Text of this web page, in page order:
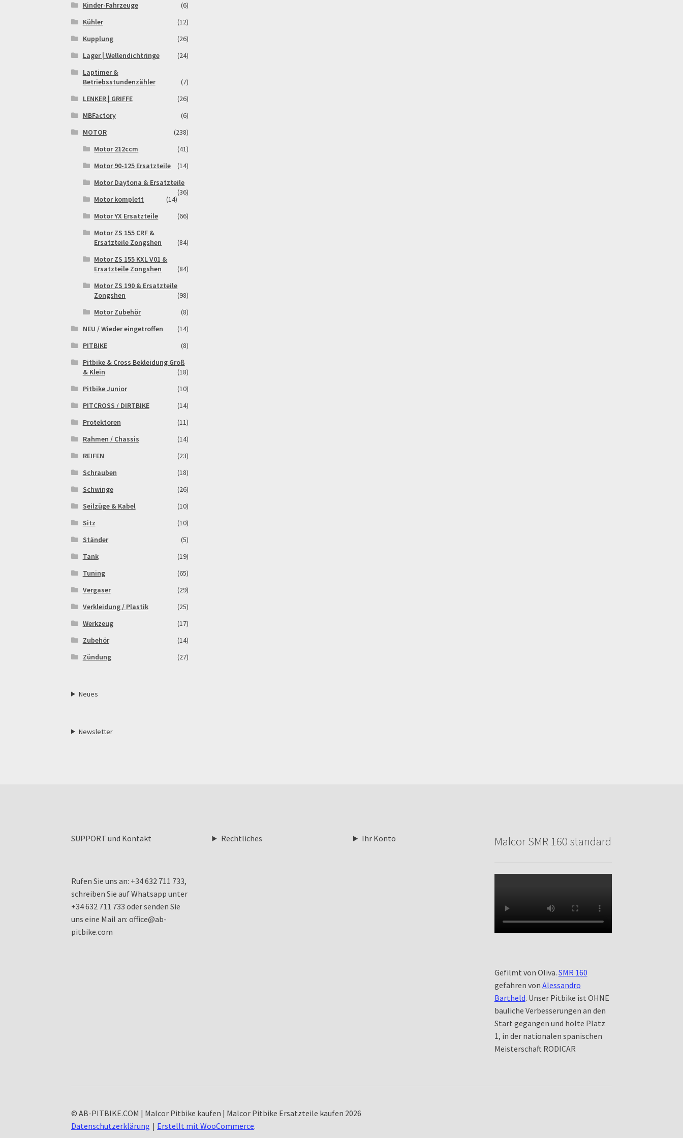
Kinder-Fahrzeuge
(6)
Kühler
(12)
Kupplung
(26)
Lager | Wellendichtringe
(24)
Laptimer &
Betriebsstundenzähler
(7)
LENKER | GRIFFE
(26)
MBFactory
(6)
MOTOR
(238)
Motor 212ccm
(41)
Motor 90-125 Ersatzteile
(14)
Motor Daytona & Ersatzteile
(36)
Motor komplett
(14)
Motor YX Ersatzteile
(66)
Motor ZS 155 CRF &
Ersatzteile Zongshen
(84)
Motor ZS 155 KXL V01 &
Ersatzteile Zongshen
(84)
Motor ZS 190 & Ersatzteile
Zongshen
(98)
Motor Zubehör
(8)
NEU / Wieder eingetroffen
(14)
PITBIKE
(8)
Pitbike & Cross Bekleidung Groß
& Klein
(18)
Pitbike Junior
(10)
PITCROSS / DIRTBIKE
(14)
Protektoren
(11)
Rahmen / Chassis
(14)
REIFEN
(23)
Schrauben
(18)
Schwinge
(26)
Seilzüge & Kabel
(10)
Sitz
(10)
Ständer
(5)
Tank
(19)
Tuning
(65)
Vergaser
(29)
Verkleidung / Plastik
(25)
Werkzeug
(17)
Zubehör
(14)
Zündung
(27)
Neues
Newsletter
SUPPORT und Kontakt
Rufen Sie uns an: +34 632 711 733,
schreiben Sie auf Whatsapp unter
+34 632 711 733 oder senden Sie
uns eine Mail an: office@ab-
pitbike.com
Rechtliches Ihr Konto Malcor SMR 160 standard
Gefilmt von Oliva. SMR 160
gefahren von Alessandro
Bartheld. Unser Pitbike ist OHNE
bauliche Verbesserungen an den
Start gegangen und holte Platz
1, in der nationalen spanischen
Meisterschaft RODICAR
© AB-PITBIKE.COM | Malcor Pitbike kaufen | Malcor Pitbike Ersatzteile kaufen 2026
Datenschutzerklärung
Erstellt mit WooCommerce.